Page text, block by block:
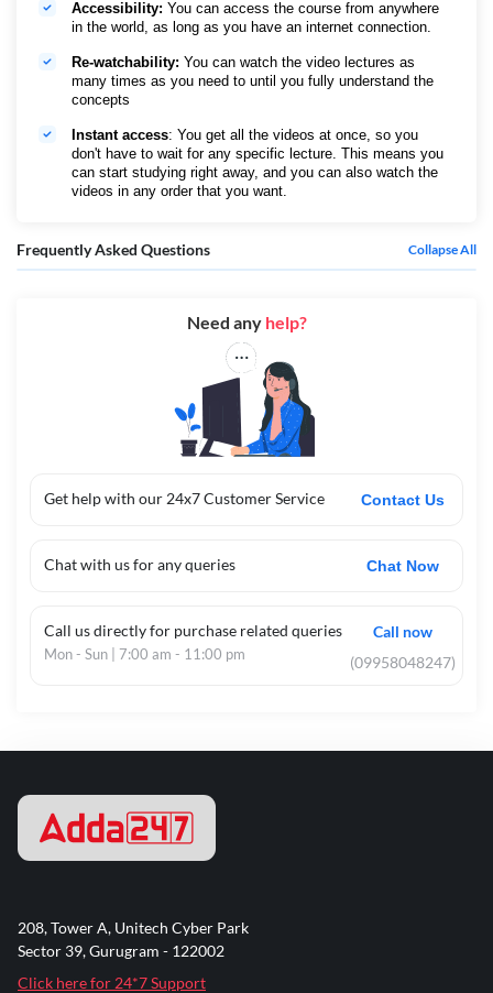
date: released
Government Jobs
Official website
Accessibility: You can access the course from anywhere
in the world, as long as you have an internet connection.
Re-watchability: You can watch the video lectures as
many times as you need to until you fully understand the
concepts
Instant access: You get all the videos at once, so you
don't have to wait for any specific lecture. This means you
can start studying right away, and you can also watch the
videos in any order that you want.
Frequently Asked Questions Collapse All
Get help with our 24x7 Customer Service Contact Us
Chat with us for any queries Chat Now
Call us directly for purchase related queries
Mon - Sun | 7:00 am - 11:00 pm
Call now
(09958048247)
Need any help?
208, Tower A, Unitech Cyber Park
Sector 39, Gurugram - 122002
Click here for 24*7 Support